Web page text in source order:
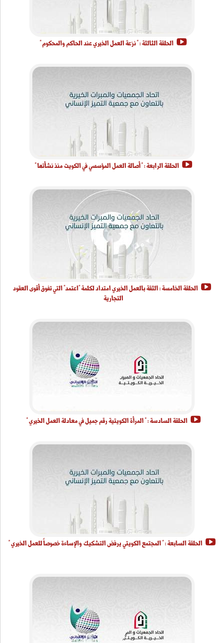
الحلقة الثالثة : " نزعة العمل الخيري عند الحاكم والمحكوم "
الحلقة الرابعة : " أصالة العمل المؤسسي في الكويت منذ نشأتها "
الحلقة الخامسة : الثقة بالعمل الخيري امتداد لكلمة "اعتمد" التي تفوق أقوى العقود
التجارية
الحلقة السادسة : " المرأة الكويتية رقم جميل في معادلة العمل الخيري "
الحلقة السابعة : " المجتمع الكويتي يرفض التشكيك والإساءة خصوصاً للعمل الخيري "